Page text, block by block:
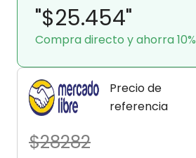
"$25.454"
Compra directo y ahorra 10%
Precio de
referencia
$28282